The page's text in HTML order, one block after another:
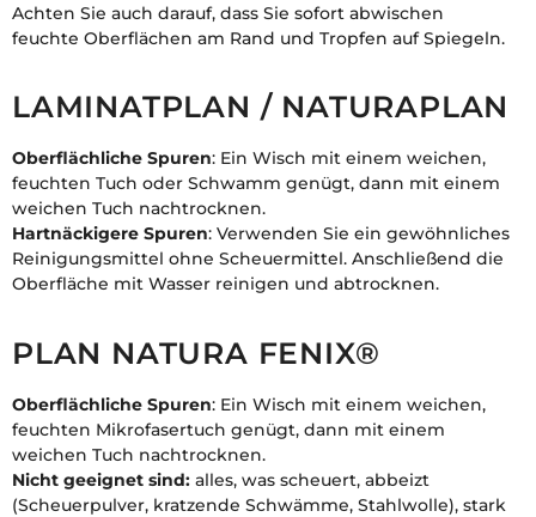
Achten Sie auch darauf, dass Sie sofort abwischen
feuchte Oberflächen am Rand und Tropfen auf Spiegeln.
LAMINATPLAN / NATURAPLAN
Oberflächliche Spuren: Ein Wisch mit einem weichen,
feuchten Tuch oder Schwamm genügt, dann mit einem
weichen Tuch nachtrocknen.
Hartnäckigere Spuren: Verwenden Sie ein gewöhnliches
Reinigungsmittel ohne Scheuermittel. Anschließend die
Oberfläche mit Wasser reinigen und abtrocknen.
PLAN NATURA FENIX®
Oberflächliche Spuren: Ein Wisch mit einem weichen,
feuchten Mikrofasertuch genügt, dann mit einem
weichen Tuch nachtrocknen.
Nicht geeignet sind: alles, was scheuert, abbeizt
(Scheuerpulver, kratzende Schwämme, Stahlwolle), stark